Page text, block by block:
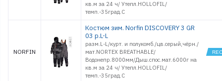
кв.м за 24 ч/ Утепл.HOLLOFIL/
темп.-35град.С
NORFIN
Костюм зим. Norfin DISCOVERY 3 GR
03 р.L-L
разм.L-L/курт. и полукомб./цв.серый,чёрн./
мат.NORTEX BREATHABLE/
Водонепр.8000мм/Дыш.спос.мат.6000г на
кв.м за 24 ч/ Утепл.HOLLOFIL/
темп.-35град.С